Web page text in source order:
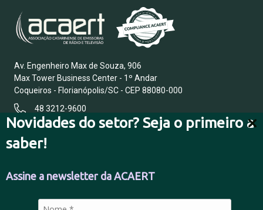
Novidades do setor? Seja o primeiro a
saber!
Assine a newsletter da ACAERT
Av. Engenheiro Max de Souza, 906
Max Tower Business Center - 1º Andar
Coqueiros - Florianópolis/SC - CEP 88080-000
48 3212-9600
FALE CONOSCO